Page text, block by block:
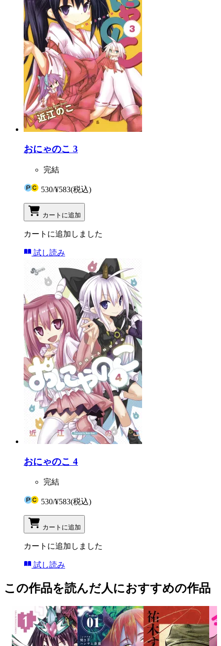
おにゃのこ 3
完結
530/¥583(税込)
カートに追加
カートに追加しました
試し読み
おにゃのこ 4
完結
530/¥583(税込)
カートに追加
カートに追加しました
試し読み
この作品を読んだ人におすすめの作品